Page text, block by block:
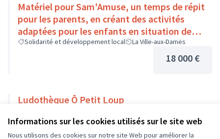
Informations sur les cookies utilisés sur le site web
Nous utilisons des cookies sur notre site Web pour améliorer la
Matériel pour Sam'Amuse, un temps de répit
pour les parents, en créant des activités
adaptées pour les enfants en situation de
handicap
Solidarité et développement local La Ville-aux-Dames
18 000 €
Ludothèque Ô Petit Loup
18 000 €